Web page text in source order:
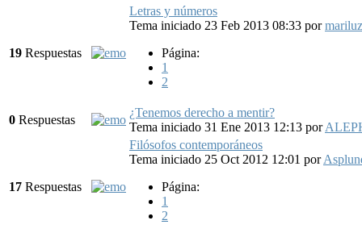
19 Respuestas
Letras y números
Tema iniciado 23 Feb 2013 08:33 pormariluz
Página:
1
2
0 Respuestas
¿Tenemos derecho a mentir?
Tema iniciado 31 Ene 2013 12:13 por
17 Respuestas
Filósofos contemporáneos
Tema iniciado 25 Oct 2012 12:01 por
Página:
1
2